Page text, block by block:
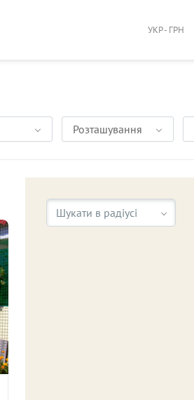
УКР - ГРН
Розташування
Шукати в радіусі